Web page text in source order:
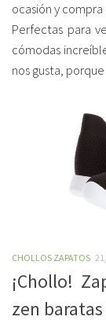
ocasión y
Perfectas para
cómodas
nos gusta,
CHOLLOS ZAPATOS
¡Chollo!
zen